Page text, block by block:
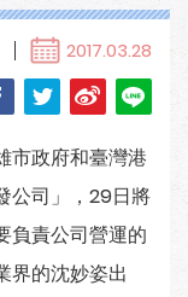
2017.03.28
市政府和臺灣港
公司」，29日將
負責公司營運的
界的沈妙姿出